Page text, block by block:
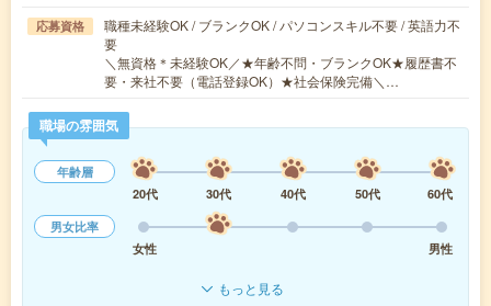
応募資格
職種未経験OK / ブランクOK / パソコンスキル不要 / 英語力不
要
＼無資格＊未経験OK／★年齢不問・ブランクOK★履歴書不
要・来社不要（電話登録OK）★社会保険完備＼…
職場の雰囲気
年齢層
20代
30代 40代 50代
60代
男女比率
女性
男性
もっと見る